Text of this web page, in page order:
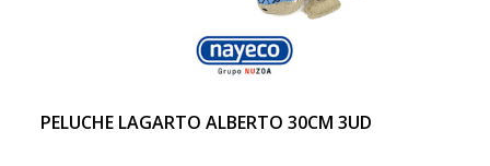
PELUCHE LAGARTO ALBERTO 30CM 3UD